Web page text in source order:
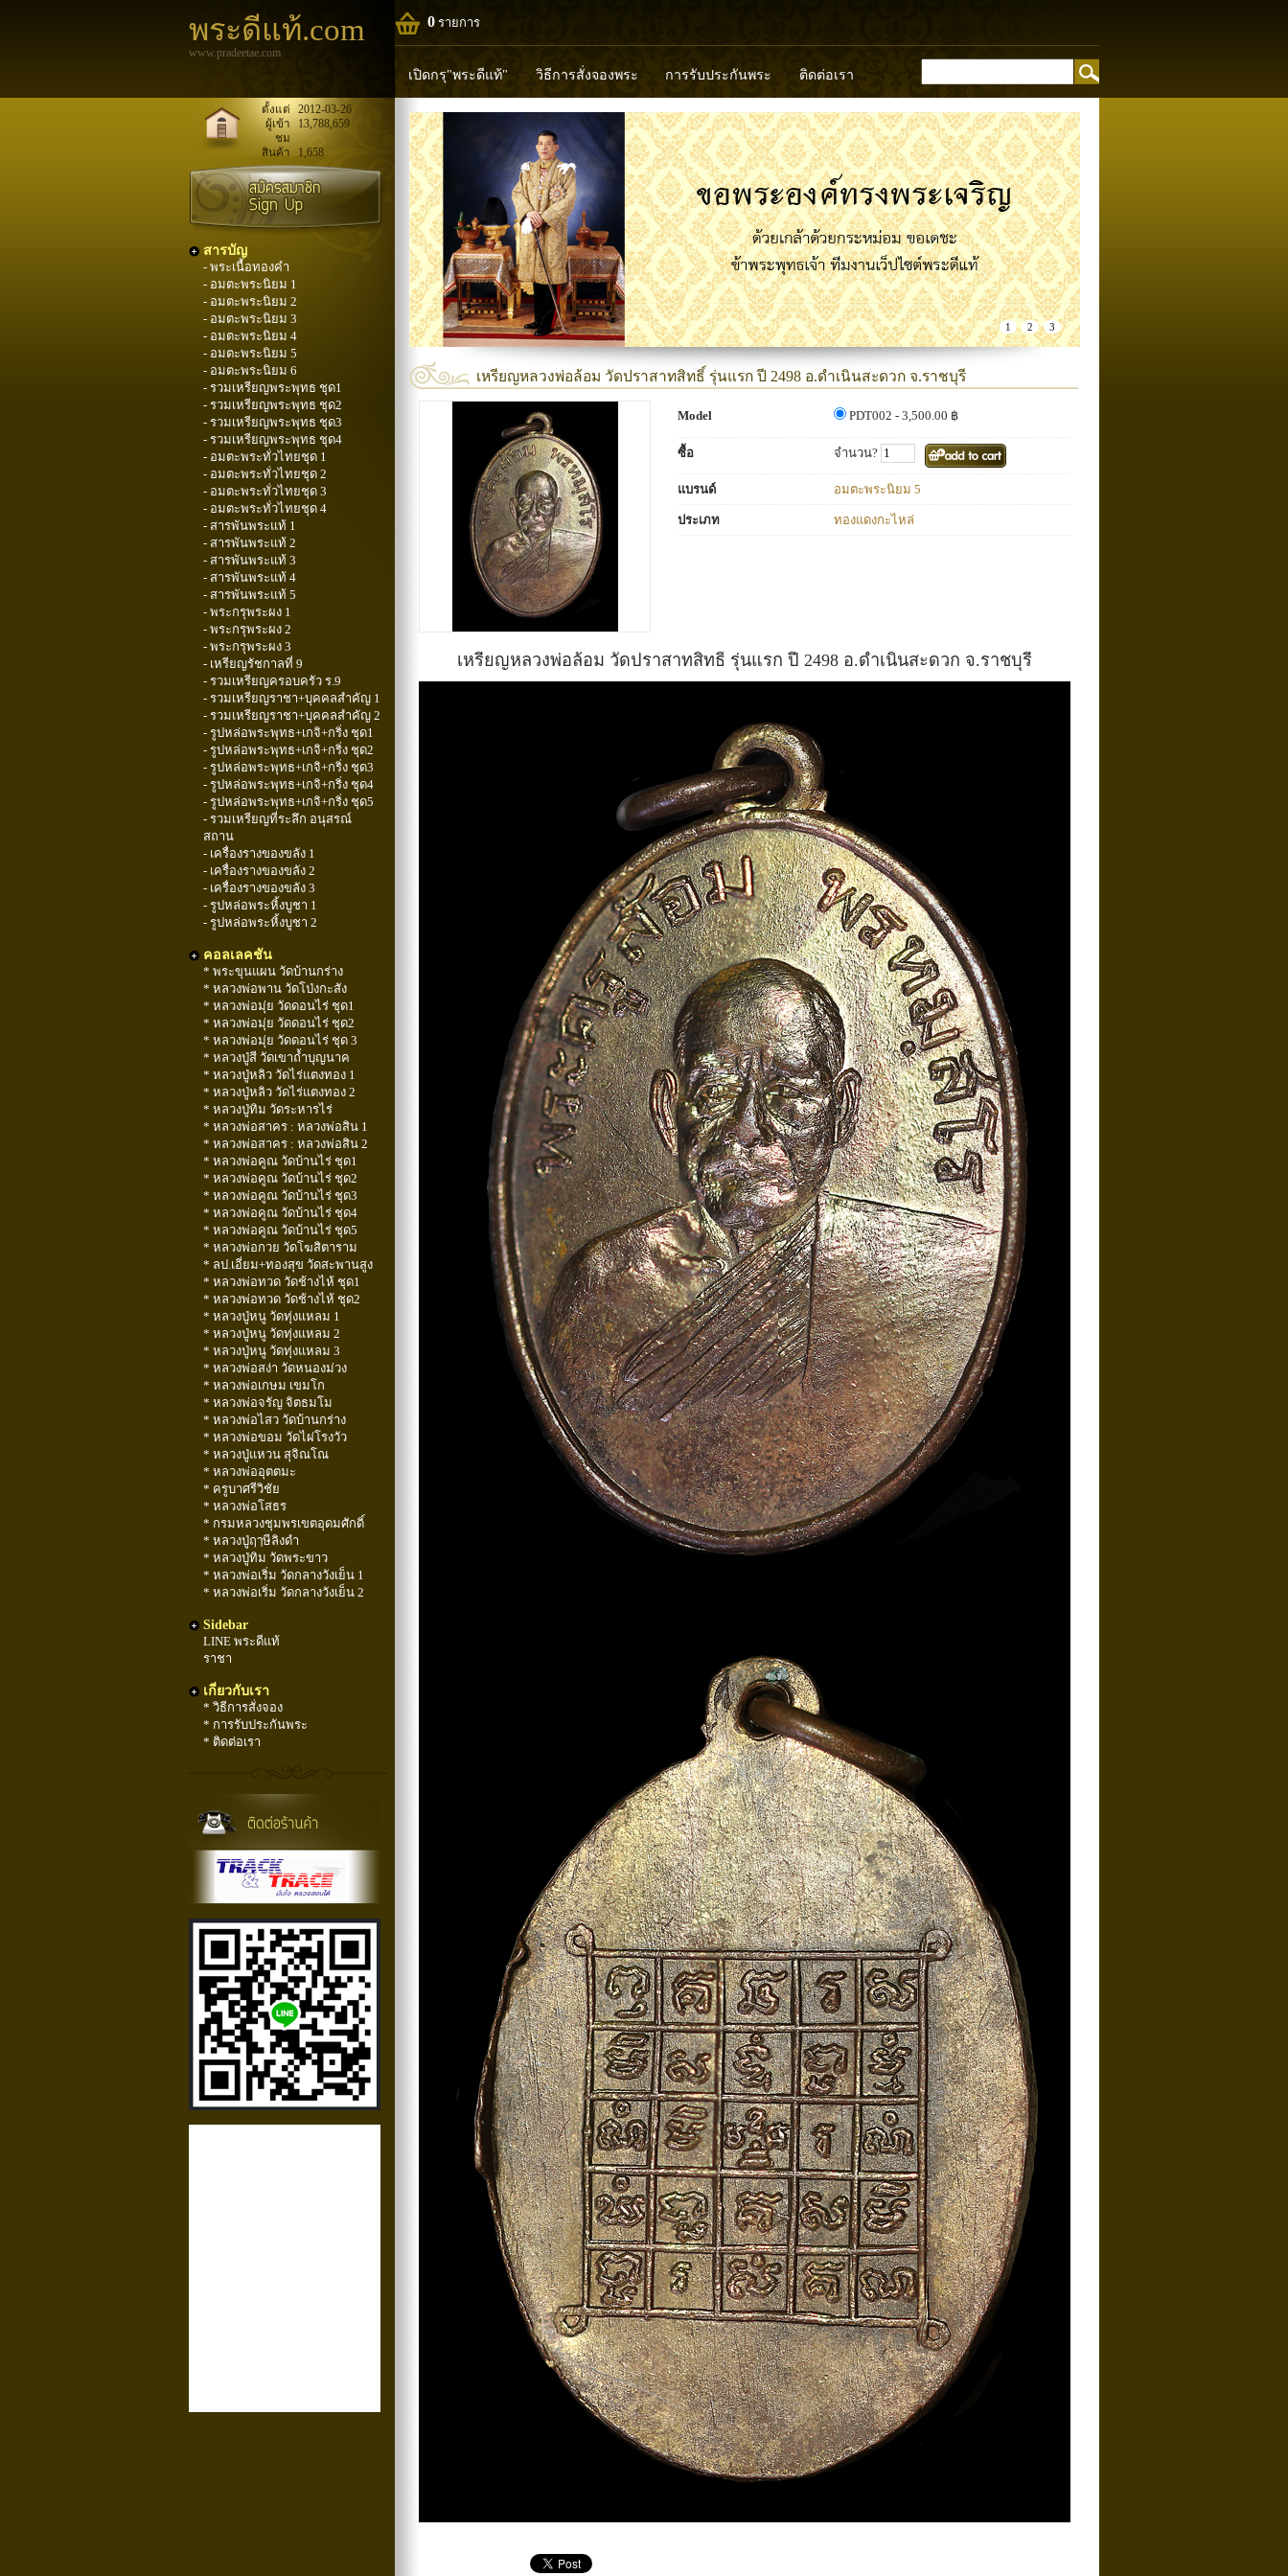
พระดีแท้.com
www.pradeetae.com
0 รายการ
เปิดกรุ"พระดีแท้" วิธีการสั่งจองพระ การรับประกันพระ ติดต่อเรา
หลวงพ่อทวด หลวงปู่ทิม หลวงพ่อคูณ หลวงพ่อมุ่ย หลวงพ่อปล้อง
พระพุทธวิริยากร
ตั้งแต่
2012-03-26
ผู้เข้า
ชม
13,788,659
สินค้า 1,658
สารบัญ
- พระเนื้อทองคำ
- อมตะพระนิยม 1
- อมตะพระนิยม 2
- อมตะพระนิยม 3
- อมตะพระนิยม 4
- อมตะพระนิยม 5
- อมตะพระนิยม 6
- รวมเหรียญพระพุทธ ชุด1
- รวมเหรียญพระพุทธ ชุด2
- รวมเหรียญพระพุทธ ชุด3
- รวมเหรียญพระพุทธ ชุด4
- อมตะพระทั่วไทยชุด 1
- อมตะพระทั่วไทยชุด 2
- อมตะพระทั่วไทยชุด 3
- อมตะพระทั่วไทยชุด 4
- สารพันพระแท้ 1
- สารพันพระแท้ 2
- สารพันพระแท้ 3
- สารพันพระแท้ 4
- สารพันพระแท้ 5
- พระกรุพระผง 1
- พระกรุพระผง 2
- พระกรุพระผง 3
- เหรียญรัชกาลที่ 9
- รวมเหรียญครอบครัว ร.9
- รวมเหรียญราชา+บุคคลสำคัญ 1
- รวมเหรียญราชา+บุคคลสำคัญ 2
- รูปหล่อพระพุทธ+เกจิ+กริ่ง ชุด1
- รูปหล่อพระพุทธ+เกจิ+กริ่ง ชุด2
- รูปหล่อพระพุทธ+เกจิ+กริ่ง ชุด3
- รูปหล่อพระพุทธ+เกจิ+กริ่ง ชุด4
- รูปหล่อพระพุทธ+เกจิ+กริ่ง ชุด5
- รวมเหรียญที่ระลึก อนุสรณ์
สถาน
- เครื่องรางของขลัง 1
- เครื่องรางของขลัง 2
- เครื่องรางของขลัง 3
- รูปหล่อพระหิ้งบูชา 1
- รูปหล่อพระหิ้งบูชา 2
คอลเลคชัน
* พระขุนแผน วัดบ้านกร่าง
* หลวงพ่อพาน วัดโป่งกะสัง
* หลวงพ่อมุ่ย วัดดอนไร่ ชุด1
* หลวงพ่อมุ่ย วัดดอนไร่ ชุด2
* หลวงพ่อมุ่ย วัดดอนไร่ ชุด 3
* หลวงปู่สี วัดเขาถ้ำบุญนาค
* หลวงปู่หลิว วัดไร่แตงทอง 1
* หลวงปู่หลิว วัดไร่แตงทอง 2
* หลวงปู่ทิม วัดระหารไร่
* หลวงพ่อสาคร : หลวงพ่อสิน 1
* หลวงพ่อสาคร : หลวงพ่อสิน 2
* หลวงพ่อคูณ วัดบ้านไร่ ชุด1
* หลวงพ่อคูณ วัดบ้านไร่ ชุด2
* หลวงพ่อคูณ วัดบ้านไร่ ชุด3
* หลวงพ่อคูณ วัดบ้านไร่ ชุด4
* หลวงพ่อคูณ วัดบ้านไร่ ชุด5
* หลวงพ่อกวย วัดโฆสิตาราม
* ลป.เอี่ยม+ทองสุข วัดสะพานสูง
* หลวงพ่อทวด วัดช้างไห้ ชุด1
* หลวงพ่อทวด วัดช้างไห้ ชุด2
* หลวงปู่หนู วัดทุ่งแหลม 1
* หลวงปู่หนู วัดทุ่งแหลม 2
* หลวงปู่หนู วัดทุ่งแหลม 3
* หลวงพ่อสง่า วัดหนองม่วง
* หลวงพ่อเกษม เขมโก
* หลวงพ่อจรัญ จิตธมโม
* หลวงพ่อไสว วัดบ้านกร่าง
* หลวงพ่อขอม วัดไผ่โรงวัว
* หลวงปู่แหวน สุจิณโณ
* หลวงพ่ออุตตมะ
* ครูบาศรีวิชัย
* หลวงพ่อโสธร
* กรมหลวงชุมพรเขตอุดมศักดิ์
* หลวงปู่ฤๅษีลิงดำ
* หลวงปู่ทิม วัดพระขาว
* หลวงพ่อเริ่ม วัดกลางวังเย็น 1
* หลวงพ่อเริ่ม วัดกลางวังเย็น 2
Sidebar
LINE พระดีแท้
ราชา
เกี่ยวกับเรา
* วิธีการสั่งจอง
* การรับประกันพระ
* ติดต่อเรา
1 2 3
เหรียญหลวงพ่อล้อม วัดปราสาทสิทธิ์ รุ่นแรก ปี 2498 อ.ดำเนินสะดวก จ.ราชบุรี
Model PDT002 - 3,500.00 ฿
ซื้อ จำนวน?
แบรนด์ อมตะพระนิยม 5
ประเภท ทองแดงกะไหล่
เหรียญหลวงพ่อล้อม วัดปราสาทสิทธิ์ รุ่นแรก ปี 2498 อ.ดำเนินสะดวก จ.ราชบุรี